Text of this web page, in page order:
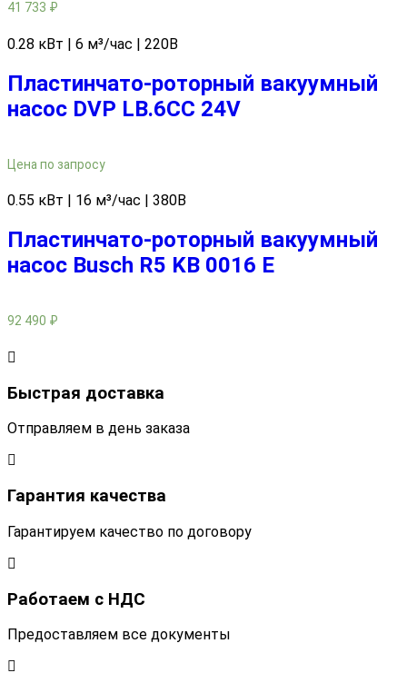
41 733 ₽
0.28 кВт | 6 м³/час | 220В
Пластинчато-роторный вакуумный
насос DVP LB.6CC 24V
Цена по запросу
0.55 кВт | 16 м³/час | 380В
Пластинчато-роторный вакуумный
насос Busch R5 KB 0016 E
92 490 ₽
Быстрая доставка
Отправляем в день заказа
Гарантия качества
Гарантируем качество по договору
Работаем с НДС
Предоставляем все документы